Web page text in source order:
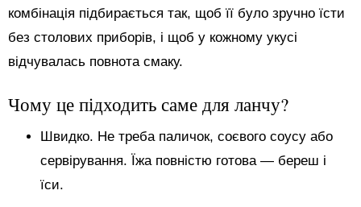
комбінація підбирається так, щоб її було зручно їсти
без столових приборів, і щоб у кожному укусі
відчувалась повнота смаку.
Чому це підходить саме для ланчу?
Швидко. Не треба паличок, соєвого соусу або
сервірування. Їжа повністю готова — береш і
їси.